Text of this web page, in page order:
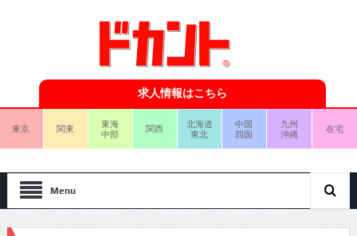
求人情報はこちら
東京 関東
東海
中部
関西
北海道
東北
中国
四国
九州
沖縄
在宅
Menu